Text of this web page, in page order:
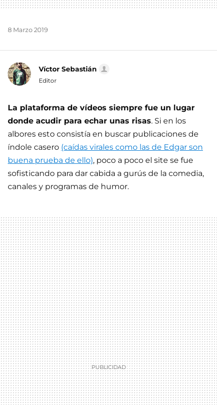
8 Marzo 2019
Víctor Sebastián
Editor
La plataforma de vídeos siempre fue un lugar
donde acudir para echar unas risas. Si en los
albores esto consistía en buscar publicaciones de
índole casero (caídas virales como las de Edgar son
buena prueba de ello), poco a poco el site se fue
sofisticando para dar cabida a gurús de la comedia,
canales y programas de humor.